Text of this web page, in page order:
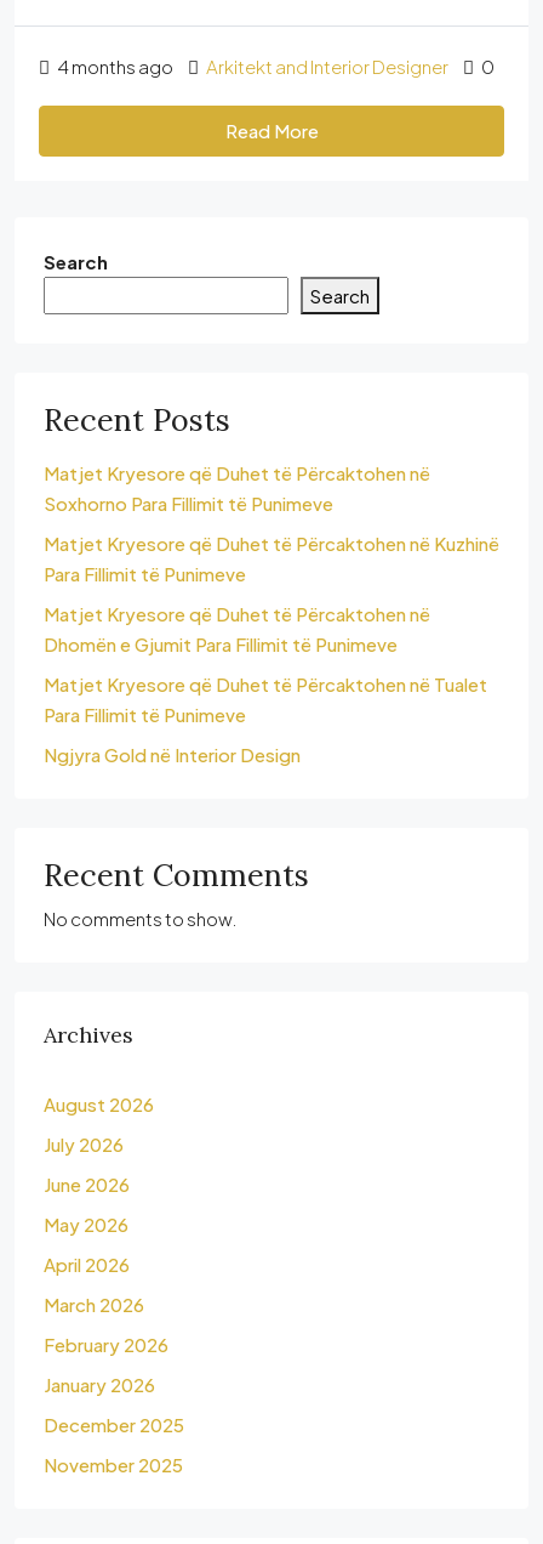
4 months ago Arkitekt and Interior Designer 0
Read More
Search
Search
Recent Posts
Matjet Kryesore që Duhet të Përcaktohen në
Soxhorno Para Fillimit të Punimeve
Matjet Kryesore që Duhet të Përcaktohen në Kuzhinë
Para Fillimit të Punimeve
Matjet Kryesore që Duhet të Përcaktohen në
Dhomën e Gjumit Para Fillimit të Punimeve
Matjet Kryesore që Duhet të Përcaktohen në Tualet
Para Fillimit të Punimeve
Ngjyra Gold në Interior Design
Recent Comments
No comments to show.
Archives
August 2026
July 2026
June 2026
May 2026
April 2026
March 2026
February 2026
January 2026
December 2025
November 2025